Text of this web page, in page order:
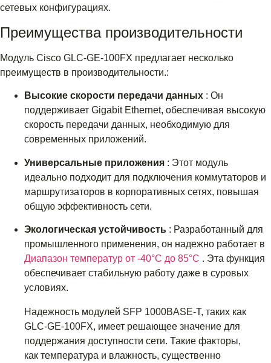
сетевых конфигурациях.
Преимущества производительности
Модуль Cisco GLC-GE-100FX предлагает несколько
преимуществ в производительности.:
Высокие скорости передачи данных : Он
поддерживает Gigabit Ethernet, обеспечивая высокую
скорость передачи данных, необходимую для
современных приложений.
Универсальные приложения : Этот модуль
идеально подходит для подключения коммутаторов и
маршрутизаторов в корпоративных сетях, повышая
общую эффективность сети.
Экологическая устойчивость : Разработанный для
промышленного применения, он надежно работает в
Диапазон температур от -40°C до 85°C . Эта функция
обеспечивает стабильную работу даже в суровых
условиях.
Надежность модулей SFP 1000BASE-T, таких как
GLC-GE-100FX, имеет решающее значение для
поддержания доступности сети. Такие факторы,
как температура и влажность, существенно